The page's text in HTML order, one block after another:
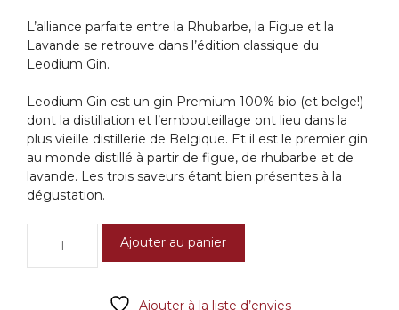
L’alliance parfaite entre la Rhubarbe, la Figue et la
Lavande se retrouve dans l’édition classique du
Leodium Gin.
Leodium Gin est un gin Premium 100% bio (et belge!)
dont la distillation et l’embouteillage ont lieu dans la
plus vieille distillerie de Belgique. Et il est le premier gin
au monde distillé à partir de figue, de rhubarbe et de
lavande. Les trois saveurs étant bien présentes à la
dégustation.
Leodium
Ajouter au panier
Ajouter à la liste d’envies